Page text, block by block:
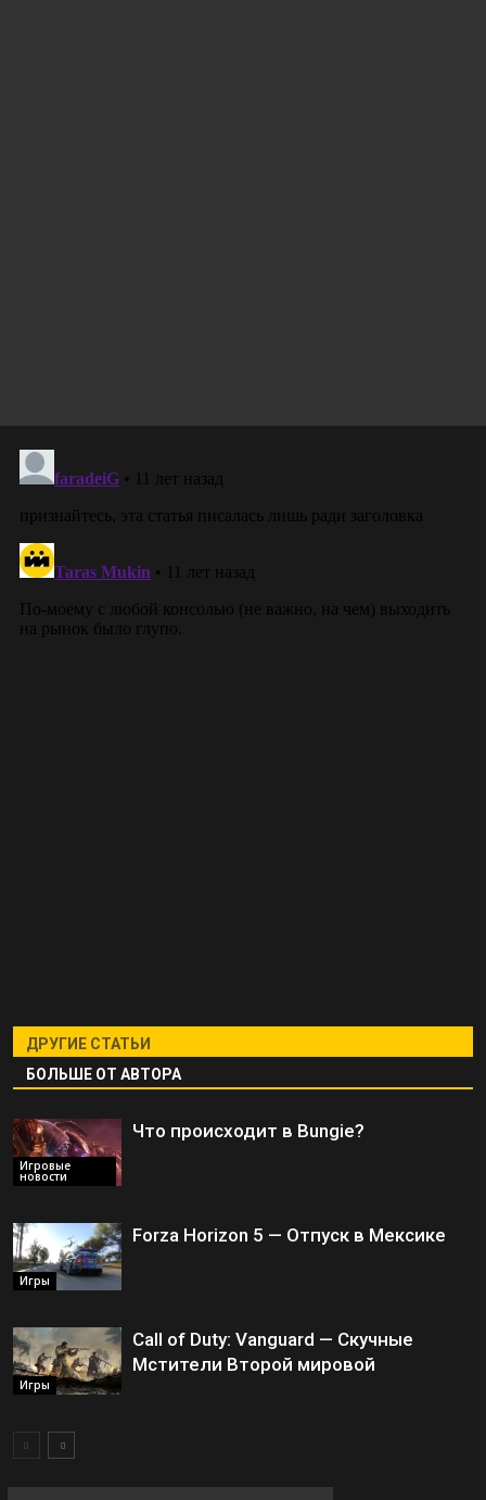
ДРУГИЕ СТАТЬИ
БОЛЬШЕ ОТ АВТОРА
Игровые
новости
Что происходит в Bungie?
Игры
Forza Horizon 5 — Отпуск в Мексике
Игры
Call of Duty: Vanguard — Скучные
Мстители Второй мировой